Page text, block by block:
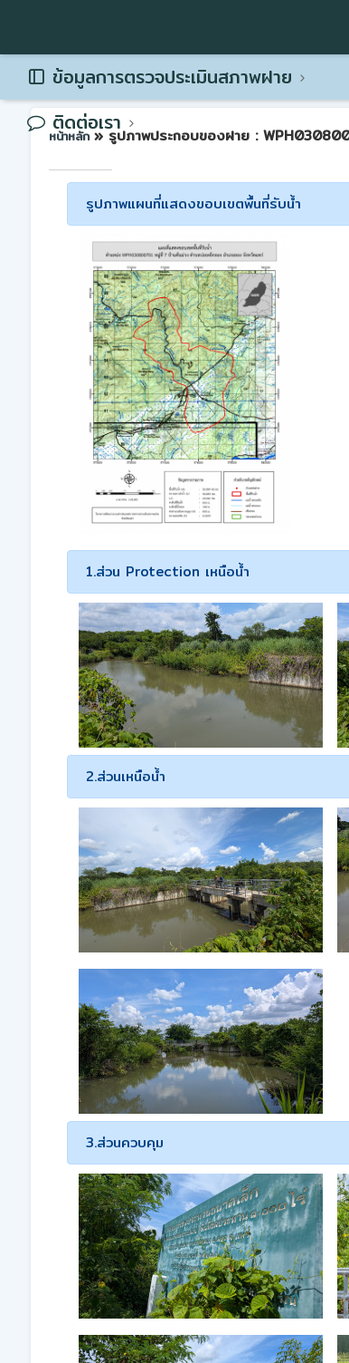
ข้อมูลการตรวจประเมินสภาพฝาย
ติดต่อเรา
หน้าหลัก » รูปภาพประกอบของฝาย :
รูปภาพแผนที่แสดงขอบเขตพื้นที่รับน้ำ
1.ส่วน Protection เหนือน้ำ
2.ส่วนเหนือน้ำ
3.ส่วนควบคุม